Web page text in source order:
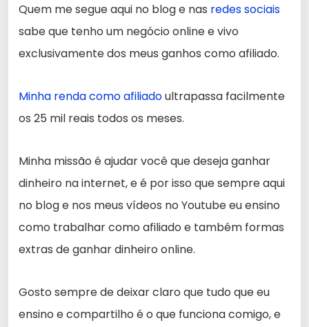
Quem me segue aqui no blog e nas redes sociais
sabe que tenho um negócio online e vivo
exclusivamente dos meus ganhos como afiliado.
Minha renda como afiliadoultrapassa facilmente
os 25 mil reais todos os meses.
Minha missão é ajudar você que deseja ganhar
dinheiro na internet, e é por isso que sempre aqui
no blog e nos meus vídeos no Youtube eu ensino
como trabalhar como afiliado e também formas
extras de ganhar dinheiro online.
Gosto sempre de deixar claro que tudo que eu
ensino e compartilho é o que funciona comigo, e